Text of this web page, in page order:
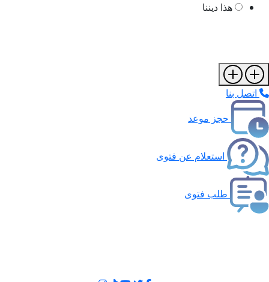
هذا ديننا
اتصل بنا
حجز موعد
استعلام عن فتوى
طلب فتوى